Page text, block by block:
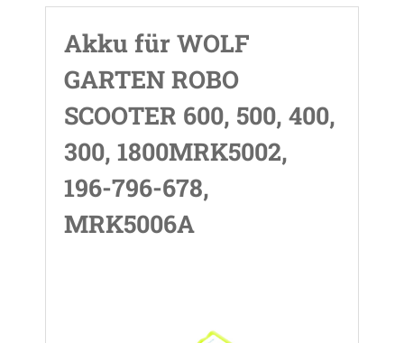
Akku für WOLF
GARTEN ROBO
SCOOTER 600, 500, 400,
300, 1800MRK5002,
196-796-678,
MRK5006A